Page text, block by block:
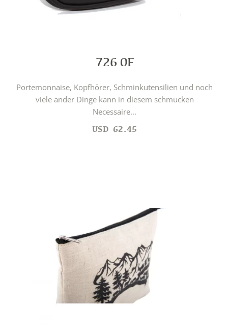
726 0F
Portemonnaise, Kopfhörer, Schminkutensilien und noch
viele ander Dinge kann in diesem schmucken
Necessaire...
USD 62.45